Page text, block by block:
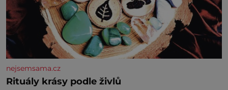
nejsemsama.cz
Rituály krásy podle živlů